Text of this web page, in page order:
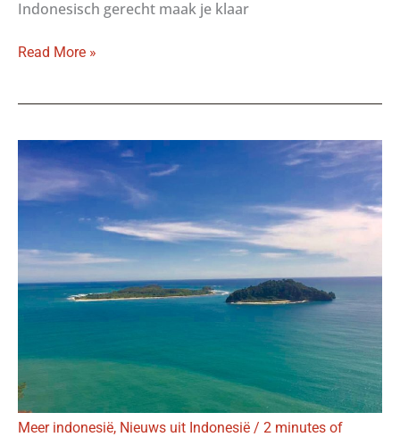
Indonesisch gerecht maak je klaar
Nasi
nationale
gerecht
met
Chinese
Read More »
Meer indonesië, Nieuws uit Indonesië / 2 minutes of